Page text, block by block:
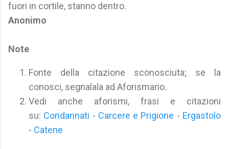
fuori in cortile, stanno dentro.
Anonimo
Note
Fonte della citazione sconosciuta; se la
conosci, segnalala ad Aforismario.
Vedi anche aforismi, frasi e citazioni
su: Condannati - Carcere e Prigione - Ergastolo
- Catene